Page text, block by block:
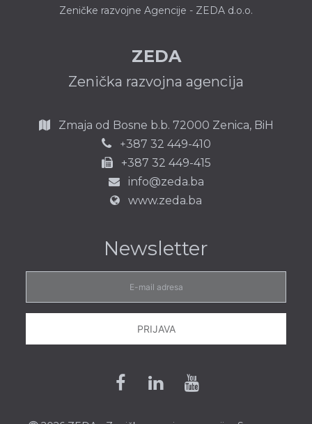
Zeničke razvojne Agencije - ZEDA d.o.o.
ZEDA
Zenička razvojna agencija
Zmaja od Bosne b.b. 72000 Zenica, BiH
+387 32 449-410
+387 32 449-415
info@zeda.ba
www.zeda.ba
Newsletter
mail
adresa
PRIJAVA
Facebook
LinkedinYoutube